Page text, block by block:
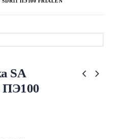
SA
ПЭ100